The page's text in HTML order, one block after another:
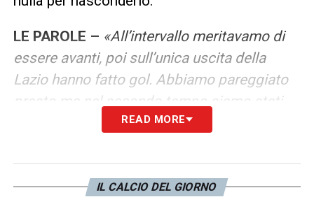
LE PAROLE – «All’intervallo meritavamo di
essere avanti, poi sull’unica uscita della
Lazio hanno fatto gol. Abbiamo pareggiato
presto ma nel secondo tempo siamo stati
meno buoni nel palleggio, nella ripresa ha
pareggio sarebbe stato meglio. Quando non
si può vincere bisogna non perdere, i ragazzi
READ MORE
IL CALCIO DEL GIORNO